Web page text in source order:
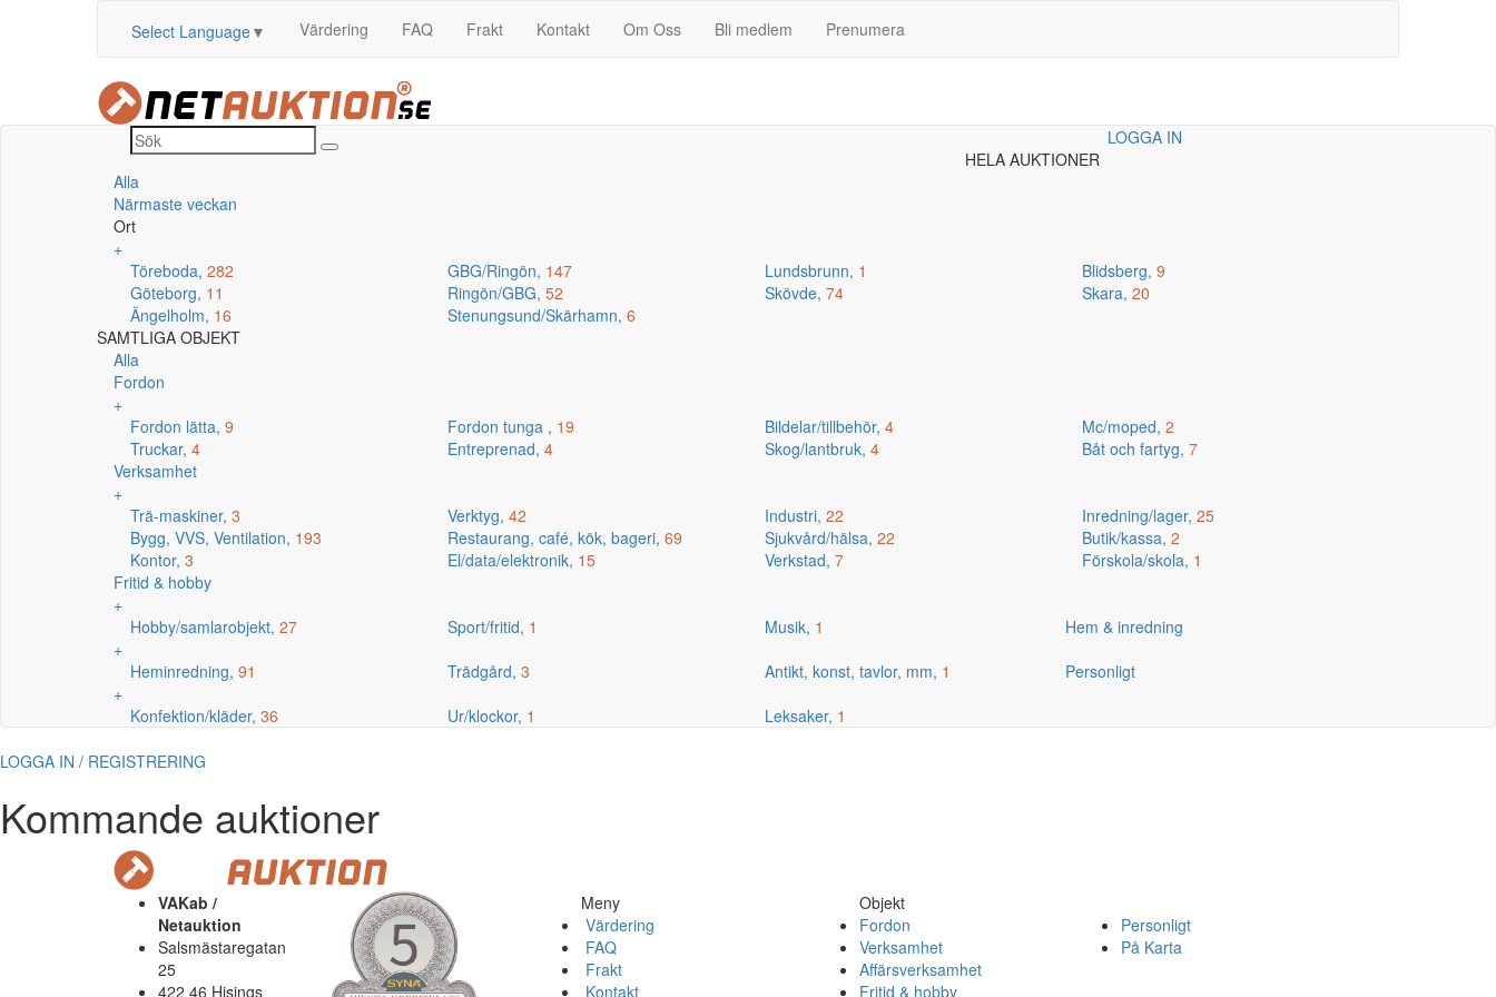
Select Language▼ Värdering FAQ Frakt Kontakt Om Oss Bli medlem Prenumera
LOGGA IN
HELA AUKTIONER
Alla
Närmaste veckan
Ort
+
Töreboda, 282 GBG/Ringön, 147 Lundsbrunn, 1 Blidsberg, 9
Göteborg, 11 Ringön/GBG, 52 Skövde, 74 Skara, 20
Ängelholm, 16 Stenungsund/Skärhamn, 6
SAMTLIGA OBJEKT
Alla
Fordon
+
Fordon lätta, 9 Fordon tunga , 19 Bildelar/tillbehör, 4 Mc/moped, 2
Truckar, 4 Entreprenad, 4 Skog/lantbruk, 4 Båt och fartyg, 7
Verksamhet
+
Trä-maskiner, 3 Verktyg, 42 Industri, 22 Inredning/lager, 25
Bygg, VVS, Ventilation, 193 Restaurang, café, kök, bageri, 69 Sjukvård/hälsa, 22 Butik/kassa, 2
Kontor, 3 El/data/elektronik, 15 Verkstad, 7 Förskola/skola, 1
Fritid & hobby
+
Hobby/samlarobjekt, 27 Sport/fritid, 1 Musik, 1
Hem & inredning
+
Heminredning, 91 Trädgård, 3 Antikt, konst, tavlor, mm, 1
Personligt
+
Konfektion/kläder, 36 Ur/klockor, 1 Leksaker, 1
LOGGA IN / REGISTRERING
Kommande auktioner
VAKab /
Netauktion
Salsmästaregatan
25
422 46 Hisings
Meny
Värdering
FAQ
Frakt
Kontakt
Objekt
Fordon
Verksamhet
Affärsverksamhet
Fritid & hobby
Personligt
På Karta